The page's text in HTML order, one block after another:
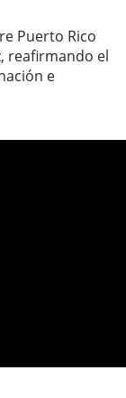
Puerto Rico
reafirmando el
e